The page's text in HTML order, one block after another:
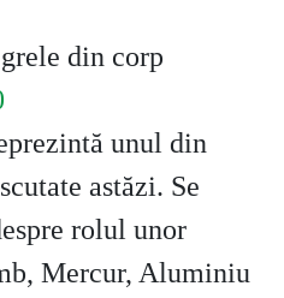
din corp
unul din
astăzi. Se
rolul unor
Mercur, Aluminiu